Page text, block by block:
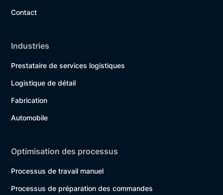
Contact
Industries
Prestataire de services logistiques
Logistique de détail
Fabrication
Automobile
Optimisation des processus
Processus de travail manuel
Processus de préparation des commandes